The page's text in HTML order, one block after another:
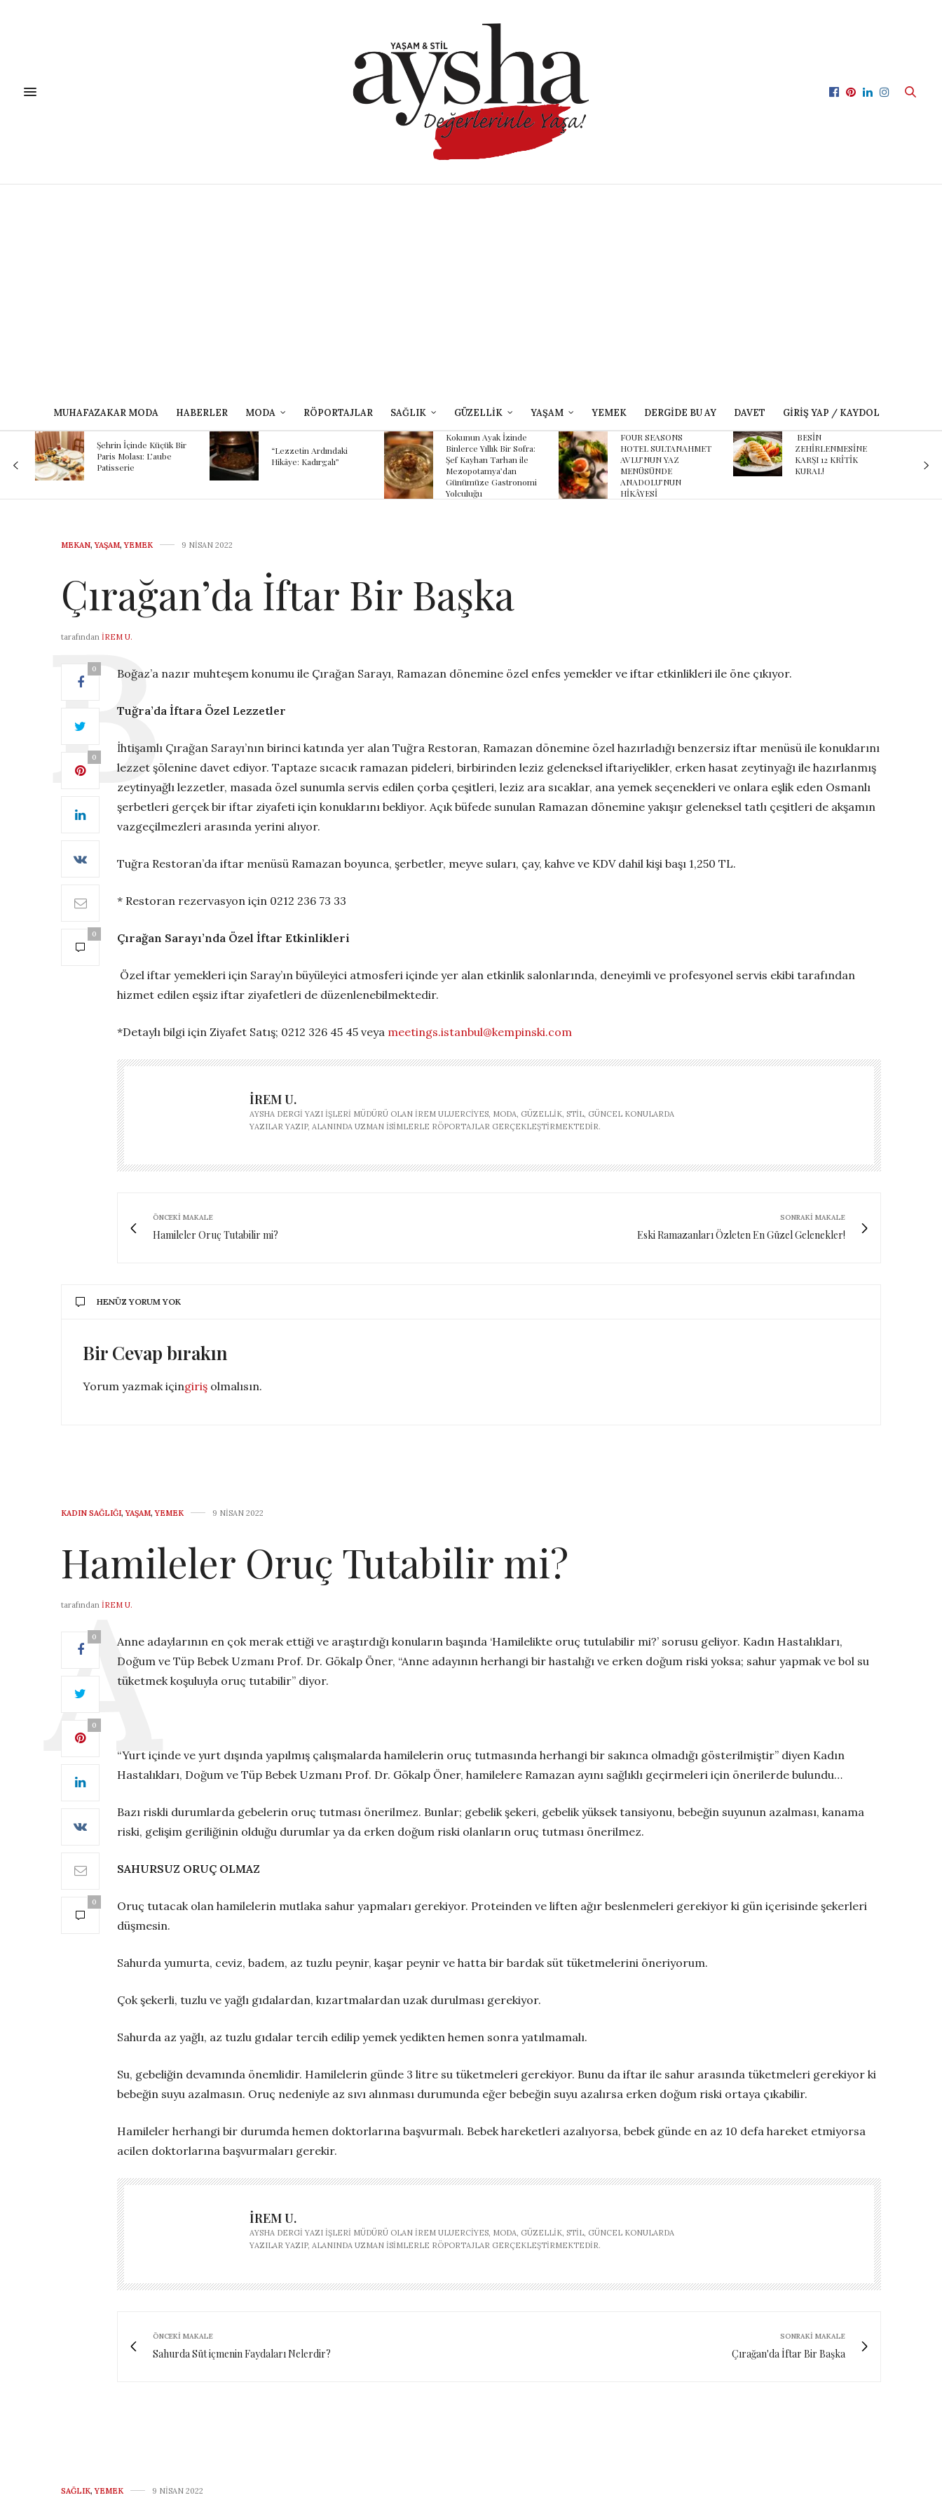
MUHAFAZAKAR MODA HABERLER MODA RÖPORTAJLAR SAĞLIK GÜZELLİK YAŞAM YEMEK DERGIDE BU AY DAVET GIRIŞ YAP / KAYDOL
“Lezzetin Ardındaki
Hikâye: Kadırgalı”
Binlerce Yıllık Bir Sofra:
Şef Kayhan Tarhan ile
FOUR SEASONS
HOTEL SULTANAHMET
AVLU’NUN YAZ
MENÜSÜNDE
ANADOLU’NUN
HİKÂYESİ
BESİN
ZEHİRLENMESİNE
KARŞI 12 KRİTİK
KURAL!
Karnaval’dan geçmişe
davet eden yeni
podcast serisi: Ayşegül
Aldinç ile O Zaman
MEKAN, YAŞAM, YEMEK 9 NISAN 2022
Çırağan’da İftar Bir Başka
tarafından İREM U.
0
0
0
Boğaz’a nazır muhteşem konumu ile Çırağan Sarayı, Ramazan dönemine özel enfes yemekler ve iftar etkinlikleri ile öne çıkıyor.
Tuğra’da İftara Özel Lezzetler
İhtişamlı Çırağan Sarayı’nın birinci katında yer alan Tuğra Restoran, Ramazan dönemine özel hazırladığı benzersiz iftar menüsü ile konuklarını
lezzet şölenine davet ediyor. Taptaze sıcacık ramazan pideleri, birbirinden leziz geleneksel iftariyelikler, erken hasat zeytinyağı ile hazırlanmış
zeytinyağlı lezzetler, masada özel sunumla servis edilen çorba çeşitleri, leziz ara sıcaklar, ana yemek seçenekleri ve onlara eşlik eden Osmanlı
şerbetleri gerçek bir iftar ziyafeti için konuklarını bekliyor. Açık büfede sunulan Ramazan dönemine yakışır geleneksel tatlı çeşitleri de akşamın
vazgeçilmezleri arasında yerini alıyor.
Tuğra Restoran’da iftar menüsü Ramazan boyunca, şerbetler, meyve suları, çay, kahve ve KDV dahil kişi başı 1,250 TL.
* Restoran rezervasyon için 0212 236 73 33
Çırağan Sarayı’nda Özel İftar Etkinlikleri
Özel iftar yemekleri için Saray’ın büyüleyici atmosferi içinde yer alan etkinlik salonlarında, deneyimli ve profesyonel servis ekibi tarafından
hizmet edilen eşsiz iftar ziyafetleri de düzenlenebilmektedir.
*Detaylı bilgi için Ziyafet Satış; 0212 326 45 45 veya meetings.istanbul@kempinski.com
İREM U.
AYSHA DERGI YAZI İŞLERI MÜDÜRÜ OLAN İREM ULUERCIYES, MODA, GÜZELLIK, STIL, GÜNCEL KONULARDA
YAZILAR YAZIP, ALANINDA UZMAN ISIMLERLE RÖPORTAJLAR GERÇEKLEŞTIRMEKTEDIR.
ÖNCEKI MAKALE
Hamileler Oruç Tutabilir mi?
SONRAKI MAKALE
Eski Ramazanları Özleten En Güzel Gelenekler!
HENÜZ YORUM YOK
Bir Cevap bırakın
Yorum yazmak içingiriş olmalısın.
KADIN SAĞLIĞI, YAŞAM, YEMEK 9 NISAN 2022
Hamileler Oruç Tutabilir mi?
tarafından İREM U.
0
0
0
Anne adaylarının en çok merak ettiği ve araştırdığı konuların başında ‘Hamilelikte oruç tutulabilir mi?’ sorusu geliyor. Kadın Hastalıkları,
Doğum ve Tüp Bebek Uzmanı Prof. Dr. Gökalp Öner, “Anne adayının herhangi bir hastalığı ve erken doğum riski yoksa; sahur yapmak ve bol su
tüketmek koşuluyla oruç tutabilir” diyor.
“Yurt içinde ve yurt dışında yapılmış çalışmalarda hamilelerin oruç tutmasında herhangi bir sakınca olmadığı gösterilmiştir” diyen Kadın
Hastalıkları, Doğum ve Tüp Bebek Uzmanı Prof. Dr. Gökalp Öner, hamilelere Ramazan ayını sağlıklı geçirmeleri için önerilerde bulundu…
Bazı riskli durumlarda gebelerin oruç tutması önerilmez. Bunlar; gebelik şekeri, gebelik yüksek tansiyonu, bebeğin suyunun azalması, kanama
riski, gelişim geriliğinin olduğu durumlar ya da erken doğum riski olanların oruç tutması önerilmez.
SAHURSUZ ORUÇ OLMAZ
Oruç tutacak olan hamilelerin mutlaka sahur yapmaları gerekiyor. Proteinden ve liften ağır beslenmeleri gerekiyor ki gün içerisinde şekerleri
düşmesin.
Sahurda yumurta, ceviz, badem, az tuzlu peynir, kaşar peynir ve hatta bir bardak süt tüketmelerini öneriyorum.
Çok şekerli, tuzlu ve yağlı gıdalardan, kızartmalardan uzak durulması gerekiyor.
Sahurda az yağlı, az tuzlu gıdalar tercih edilip yemek yedikten hemen sonra yatılmamalı.
Su, gebeliğin devamında önemlidir. Hamilelerin günde 3 litre su tüketmeleri gerekiyor. Bunu da iftar ile sahur arasında tüketmeleri gerekiyor ki
bebeğin suyu azalmasın. Oruç nedeniyle az sıvı alınması durumunda eğer bebeğin suyu azalırsa erken doğum riski ortaya çıkabilir.
Hamileler herhangi bir durumda hemen doktorlarına başvurmalı. Bebek hareketleri azalıyorsa, bebek günde en az 10 defa hareket etmiyorsa
acilen doktorlarına başvurmaları gerekir.
İREM U.
AYSHA DERGI YAZI İŞLERI MÜDÜRÜ OLAN İREM ULUERCIYES, MODA, GÜZELLIK, STIL, GÜNCEL KONULARDA
YAZILAR YAZIP, ALANINDA UZMAN ISIMLERLE RÖPORTAJLAR GERÇEKLEŞTIRMEKTEDIR.
ÖNCEKI MAKALE
Sahurda Süt içmenin Faydaları Nelerdir?
SONRAKI MAKALE
Çırağan'da İftar Bir Başka
SAĞLIK, YEMEK 9 NISAN 2022